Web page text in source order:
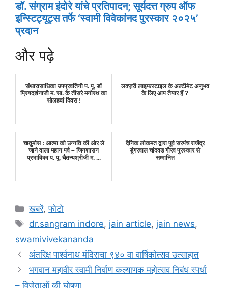
डॉ. संग्राम इंदोरे यांचे प्रतिपादन; सूर्यदत्त ग्रुप ऑफ
इन्स्टिट्यूट्स तर्फे ‘स्वामी विवेकांनद पुरस्कार २०२५’
प्रदान
और पढ़े
संथारासाधिका उपप्रवर्तिनी प. पू. डॉ
प्रियदर्शनाजी म. सा. के तीसरे मनोरथ का
सोलहवां दिवस !
लक्ज़री लाइफस्टाइल के अल्टीमेट अनुभव
के लिए आप तैयार हैं ?
चातुर्मास : आत्मा को उन्नति की ओर ले
जाने वाला महान पर्व – जिनशासन
प्रभाविका प. पू. चैतन्यश्रीजी म. ...
दैनिक लोकमत द्वारा पूर्व सरपंच राजेंद्र
डुंगरवाल चांदवड गौरव पुरस्कार से
सम्मानित
Categories
खबरें,फोटो
Tags
dr.sangram indore, jain article, jain news,
swamivivekananda
अंतरिक्ष पार्श्वनाथ मंदिराचा ९४० वा वार्षिकोत्सव उत्साहात
भगवान महावीर स्वामी निर्वाण कल्याणक महोत्सव निबंध स्पर्धा
– विजेताओं की घोषणा